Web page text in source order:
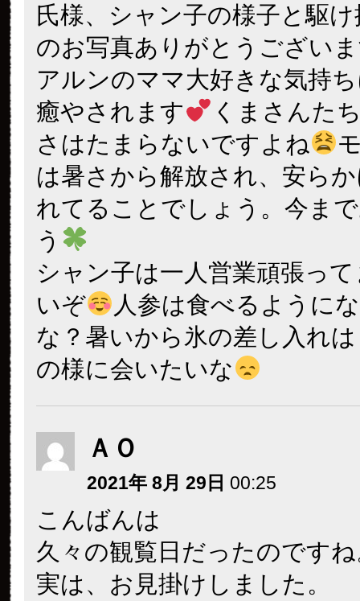
氏様、シャン子の様子と駆
のお写真ありがとうござい
アルンのママ大好きな気持
癒やされます
くまさんた
さはたまらないですよね
は暑さから解放され、安ら
れてることでしょう。今ま
う
シャン子は一人営業頑張っ
いぞ
人参は食べるように
な？暑いから氷の差し入れ
の様に会いたいな
ＡＯ
2021年 8月 29日 00:25
こんばんは
久々の観覧日だったのです
実は、お見掛けしました。